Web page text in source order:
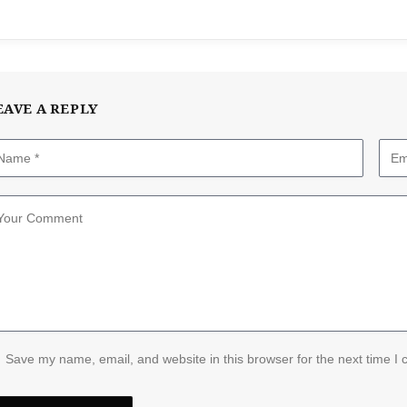
A REPLY
Save my name, email, and website in this browser for the next time I